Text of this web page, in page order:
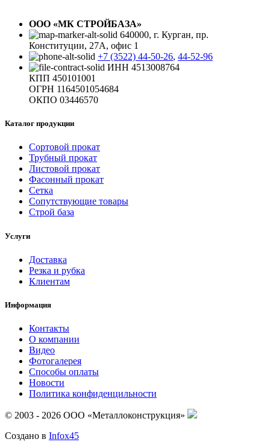
ООО «МК СТРОЙБАЗА»
640000, г. Курган, пр.
Конституции, 27А, офис 1
+7 (3522) 44-50-26, 44-52-96
ИНН 4513008764
КПП 450101001
ОГРН 1164501054684
ОКПО 03446570
Каталог продукции
Сортовой прокат
Трубный прокат
Листовой прокат
Фасонный прокат
Сетка
Сопутствующие товары
Строй база
Услуги
Доставка
Резка и рубка
Клиентам
Информация
Контакты
О компании
Видео
Фотогалерея
Способы оплаты
Новости
Политика конфиденцильности
© 2003 - 2026 ООО «Металлоконструкция»
Создано в Infox45